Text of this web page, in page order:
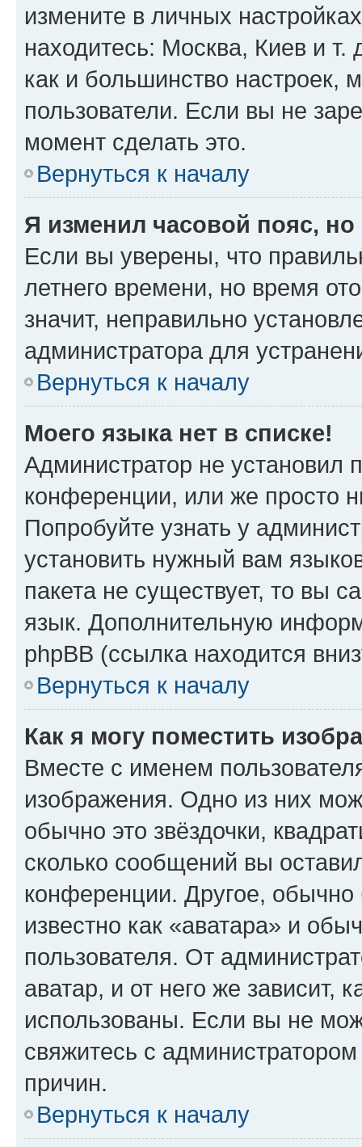
измените в личных
находитесь: Москва, Киев и т.
как и большинство настроек,
пользователи. Если вы не
момент сделать это.
Вернуться к началу
Я изменил часовой пояс,
Если вы уверены, что
летнего времени, но время
значит, неправильно
администратора для
Вернуться к началу
Моего языка нет в списке!
Администратор не установил
конференции, или же просто
Попробуйте узнать у
установить нужный вам
пакета не существует, то вы
язык. Дополнительную
phpBB (ссылка находится
Вернуться к началу
Как я могу поместить
Вместе с именем
изображения. Одно из них
обычно это звёздочки,
сколько сообщений вы
конференции. Другое,
известно как «аватара» и
пользователя. От
аватар, и от него же зависит,
использованы. Если вы не
свяжитесь с
причин.
Вернуться к началу